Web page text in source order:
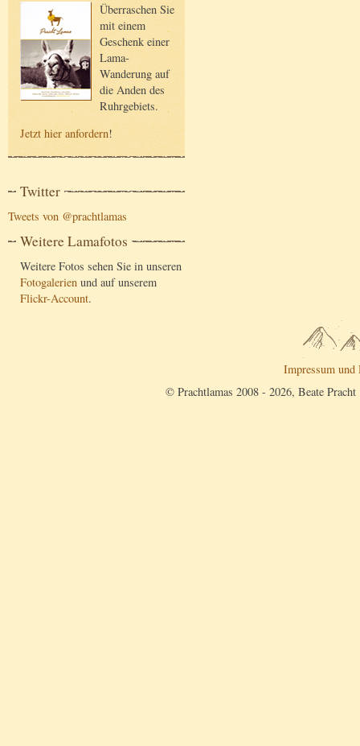
Überraschen Sie
mit einem
Geschenk einer
Lama-
Wanderung auf
die Anden des
Ruhrgebiets.
Jetzt hier anfordern!
Twitter
Tweets von @prachtlamas
Weitere Lamafotos
Weitere Fotos sehen Sie in unseren
Fotogalerien und auf unserem
Flickr-Account.
Impressum und
© Prachtlamas 2008 - 2026, Beate Pracht